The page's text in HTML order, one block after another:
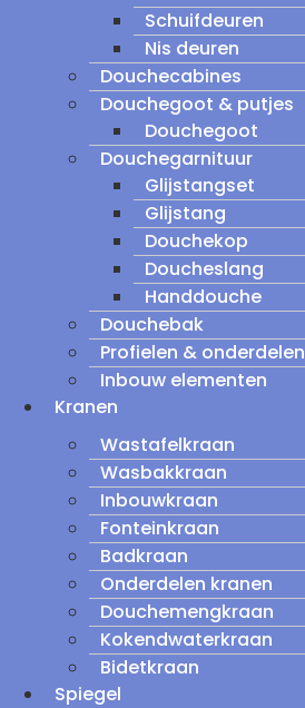
Schuifdeuren
Nis deuren
Douchecabines
Douchegoot & putjes
Douchegoot
Douchegarnituur
Glijstangset
Glijstang
Douchekop
Doucheslang
Handdouche
Douchebak
Profielen & onderdelen
Inbouw elementen
Kranen
Wastafelkraan
Wasbakkraan
Inbouwkraan
Fonteinkraan
Badkraan
Onderdelen kranen
Douchemengkraan
Kokendwaterkraan
Bidetkraan
Spiegel